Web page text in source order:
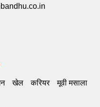
खेल करियर मूवी मसाला